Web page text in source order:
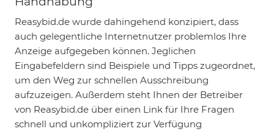
Reasybid.de wurde dahingehend konzipiert, dass
auch gelegentliche Internetnutzer problemlos Ihre
Anzeige aufgegeben können. Jeglichen
Eingabefeldern sind Beispiele und Tipps zugeordnet,
um den Weg zur schnellen Ausschreibung
aufzuzeigen. Außerdem steht Ihnen der Betreiber
von Reasybid.de über einen Link für Ihre Fragen
schnell und unkompliziert zur Verfügung